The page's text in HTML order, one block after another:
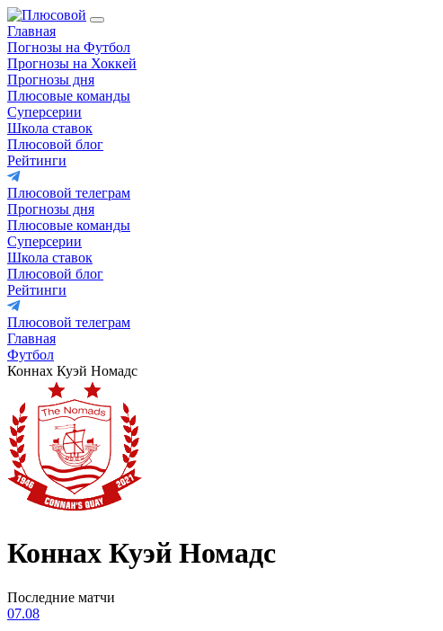
Главная
Погнозы на Футбол
Прогнозы на Хоккей
Прогнозы дня
Плюсовые команды
Суперсерии
Школа ставок
Плюсовой блог
Рейтинги
Плюсовой телеграм
Прогнозы дня
Плюсовые команды
Суперсерии
Школа ставок
Плюсовой блог
Рейтинги
Плюсовой телеграм
Главная
Футбол
Коннах Куэй Номадс
Коннах Куэй Номадс
Последние матчи
07.08